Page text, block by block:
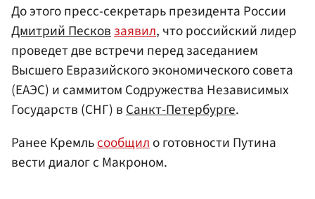
До этого пресс-секретарь президента России
Дмитрий Песковзаявил, что российский лидер
проведет две встречи перед заседанием
Высшего Евразийского экономического совета
(ЕАЭС) и саммитом Содружества Независимых
Государств (СНГ) вСанкт-Петербурге.
Ранее Кремльсообщило готовности Путина
вести диалог с Макроном.